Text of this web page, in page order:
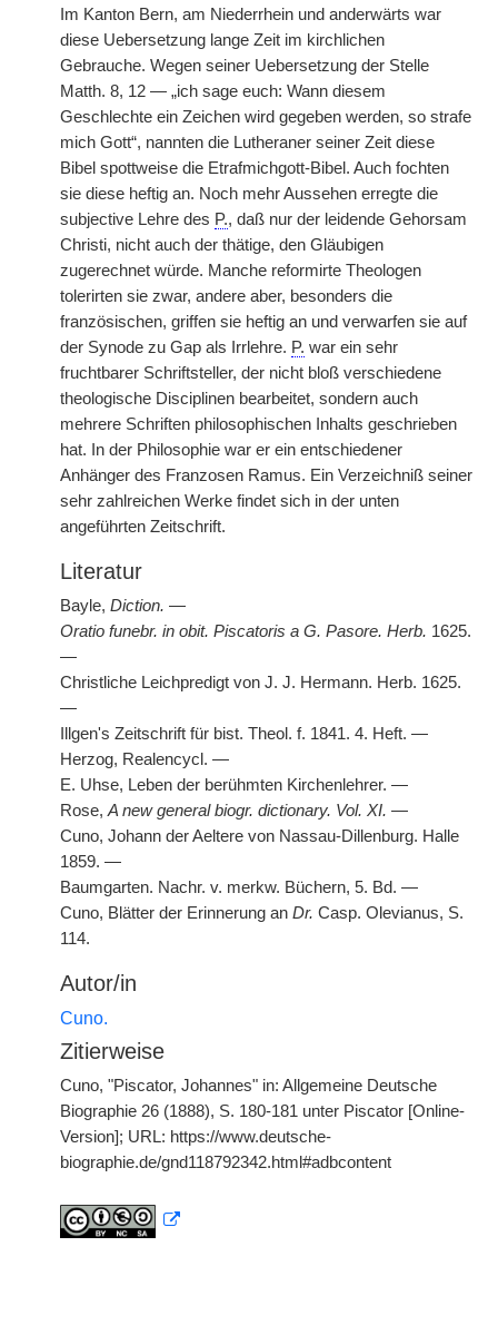
Im Kanton Bern, am Niederrhein und anderwärts war
diese Uebersetzung lange Zeit im kirchlichen
Gebrauche. Wegen seiner Uebersetzung der Stelle
Matth. 8, 12 — „ich sage euch: Wann diesem
Geschlechte ein Zeichen wird gegeben werden, so strafe
mich Gott“, nannten die Lutheraner seiner Zeit diese
Bibel spottweise die Etrafmichgott-Bibel. Auch fochten
sie diese heftig an. Noch mehr Aussehen erregte die
subjective Lehre des P., daß nur der leidende Gehorsam
Christi, nicht auch der thätige, den Gläubigen
zugerechnet würde. Manche reformirte Theologen
tolerirten sie zwar, andere aber, besonders die
französischen, griffen sie heftig an und verwarfen sie auf
der Synode zu Gap als Irrlehre. P. war ein sehr
fruchtbarer Schriftsteller, der nicht bloß verschiedene
theologische Disciplinen bearbeitet, sondern auch
mehrere Schriften philosophischen Inhalts geschrieben
hat. In der Philosophie war er ein entschiedener
Anhänger des Franzosen Ramus. Ein Verzeichniß seiner
sehr zahlreichen Werke findet sich in der unten
angeführten Zeitschrift.
Literatur
Bayle, Diction. —
Oratio funebr. in obit. Piscatoris a G. Pasore. Herb. 1625.
—
Christliche Leichpredigt von J. J. Hermann. Herb. 1625.
—
Illgen's Zeitschrift für bist. Theol. f. 1841. 4. Heft. —
Herzog, Realencycl. —
E. Uhse, Leben der berühmten Kirchenlehrer. —
Rose, A new general biogr. dictionary. Vol. XI. —
Cuno, Johann der Aeltere von Nassau-Dillenburg. Halle
1859. —
Baumgarten. Nachr. v. merkw. Büchern, 5. Bd. —
Cuno, Blätter der Erinnerung an Dr. Casp. Olevianus, S.
114.
Autor/in
Cuno.
Zitierweise
Cuno, "Piscator, Johannes" in: Allgemeine Deutsche
Biographie 26 (1888), S. 180-181 unter Piscator [Online-
Version]; URL: https://www.deutsche-
biographie.de/gnd118792342.html#adbcontent